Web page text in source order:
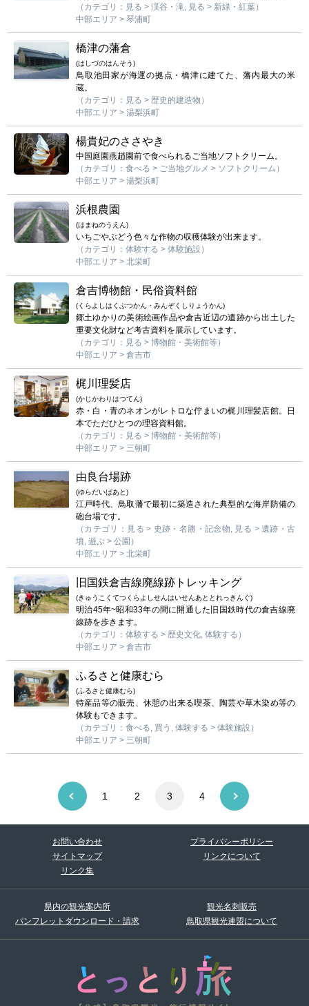
（カテゴリ：見る > 渓谷・滝, 見る > 新緑・紅葉）
中部エリア > 琴浦町
橋津の藩倉
(はしづのはんそう)
鳥取池田家が海運の拠点・橋津に建てた、藩内最大の米
蔵。
（カテゴリ：見る > 歴史的建造物）
中部エリア > 湯梨浜町
楊貴妃のささやき
中国庭園燕趙園前で食べられるご当地ソフトクリーム。
（カテゴリ：食べる > ご当地グルメ > ソフトクリーム）
中部エリア > 湯梨浜町
浜根農園
(はまねのうえん)
いちごやぶどう色々な作物の収穫体験が出来ます。
（カテゴリ：体験する > 体験施設）
中部エリア > 北栄町
倉吉博物館・民俗資料館
(くらよしはくぶつかん・みんぞくしりょうかん)
郷土ゆかりの美術絵画作品や倉吉近辺の遺跡から出土した
重要文化財など考古資料を展示しています。
（カテゴリ：見る > 博物館・美術館等）
中部エリア > 倉吉市
梶川理髪店
(かじかわりはつてん)
赤・白・青のネオンがレトロな佇まいの梶川理髪店館。日
本でただひとつの理容資料館。
（カテゴリ：見る > 博物館・美術館等）
中部エリア > 三朝町
由良台場跡
(ゆらだいばあと)
江戸時代、鳥取藩で最初に築造された典型的な海岸防備の
砲台場です。
（カテゴリ：見る > 史跡・名勝・記念物, 見る > 遺跡・古
墳, 遊ぶ > 公園）
中部エリア > 北栄町
旧国鉄倉吉線廃線跡トレッキング
(きゅうこくてつくらよしせんはいせんあととれっきんぐ)
明治45年~昭和33年の間に開通した旧国鉄時代の倉吉線廃
線跡を歩きます。
（カテゴリ：体験する > 歴史文化, 体験する）
中部エリア > 倉吉市
ふるさと健康むら
(ふるさと健康むら)
特産品等の販売、休憩の出来る喫茶、陶芸や草木染め等の
体験もできます。
（カテゴリ：食べる, 買う, 体験する > 体験施設）
中部エリア > 三朝町
1 2 3 4
お問い合わせ
プライバシーポリシー
サイトマップ
リンクについて
リンク集
県内の観光案内所
観光名刺販売
パンフレットダウンロード・請求
鳥取県観光連盟について